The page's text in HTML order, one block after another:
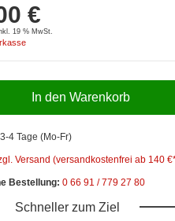
€
19 % MwSt.
In den Warenkorb
3-4 Tage (Mo-Fr)
Versand (versandkostenfrei ab 140
Bestellung: 0 66 91 / 779 27 80
Schneller zum Ziel